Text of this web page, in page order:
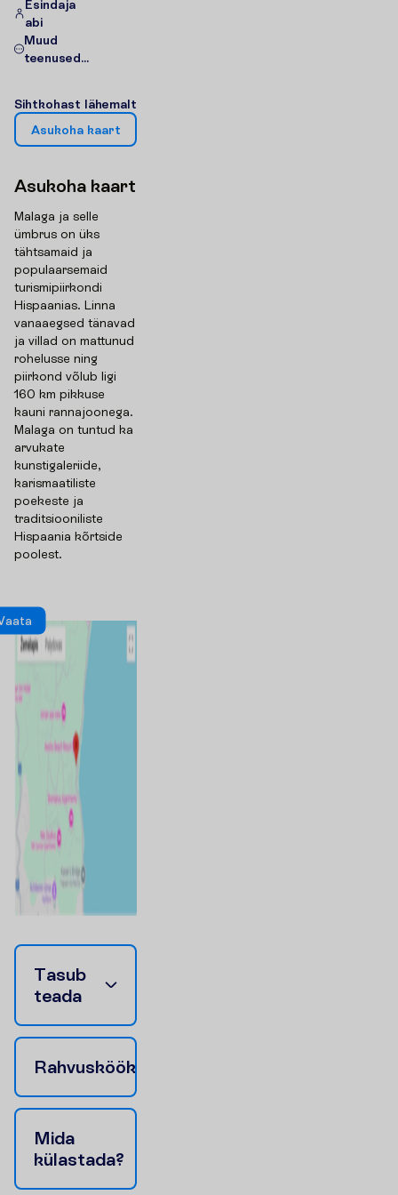
Esindaja
abi
Muud
teenused...
Sihtkohast lähemalt
Asukoha kaart
Asukoha kaart
Malaga ja selle
ümbrus on üks
tähtsamaid ja
populaarsemaid
turismipiirkondi
Hispaanias. Linna
vanaaegsed tänavad
ja villad on mattunud
rohelusse ning
piirkond võlub ligi
160 km pikkuse
kauni rannajoonega.
Malaga on tuntud ka
arvukate
kunstigaleriide,
karismaatiliste
poekeste ja
traditsiooniliste
Hispaania kõrtside
poolest.
aata
Tasub
teada
Rahvusköök
Mida
külastada?